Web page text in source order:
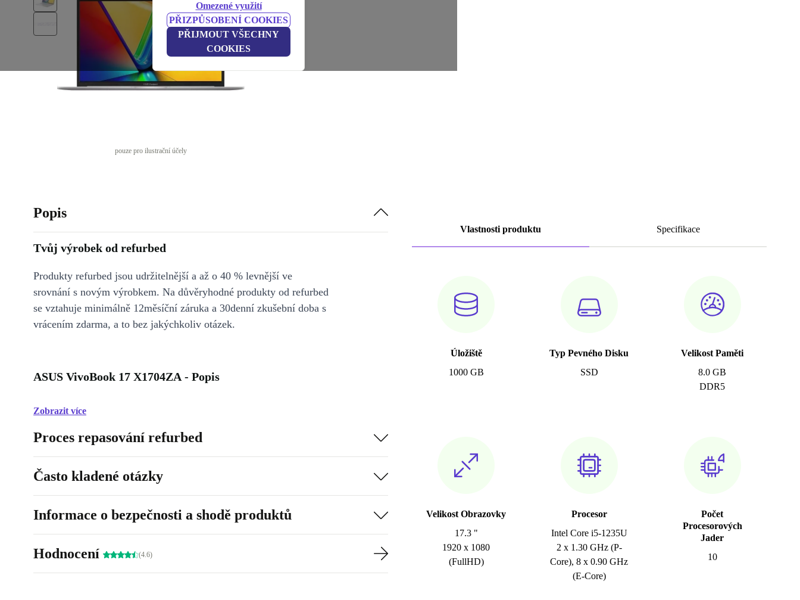
Omezené využití
PŘIZPŮSOBENÍ COOKIES
PŘIJMOUT VŠECHNY
COOKIES
pouze pro ilustrační účely
Vlastnosti produktu Specifikace
Úložiště
1000 GB
Typ Pevného Disku
SSD
Velikost Paměti
8.0 GB
DDR5
Velikost Obrazovky
17.3 "
1920 x 1080
(FullHD)
Procesor
Intel Core i5-1235U
2 x 1.30 GHz (P-
Core), 8 x 0.90 GHz
(E-Core)
Počet
Procesorových
Jader
10
Popis
Tvůj výrobek od refurbed
Produkty refurbed jsou udržitelnější a až o 40 % levnější ve
srovnání s novým výrobkem. Na důvěryhodné produkty od refurbed
se vztahuje minimálně 12měsíční záruka a 30denní zkušební doba s
vrácením zdarma, a to bez jakýchkoliv otázek.
ASUS VivoBook 17 X1704ZA - Popis
Zobrazit více
Proces repasování refurbed
Často kladené otázky
Informace o bezpečnosti a shodě produktů
Hodnocení (4.6)